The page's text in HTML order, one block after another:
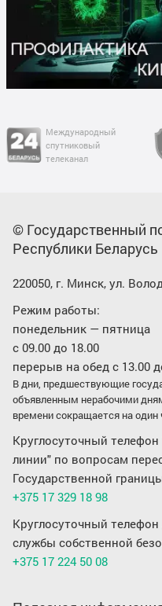
Международный
спутниковый
телеканал
© Государственный
Республики Беларусь
220050, г. Минск, ул.
Режим работы:
понедельник — пятница
с 09.00 до 18.00
перерыв на обед с 13.00
В дни, предшествующие
объявленным нерабочими
времени сокращается на один
Круглосуточный телефон
линии" по вопросам
Государственной
+375 17 329 18 98
Круглосуточный
службы собственной
+375 17 224 50 08